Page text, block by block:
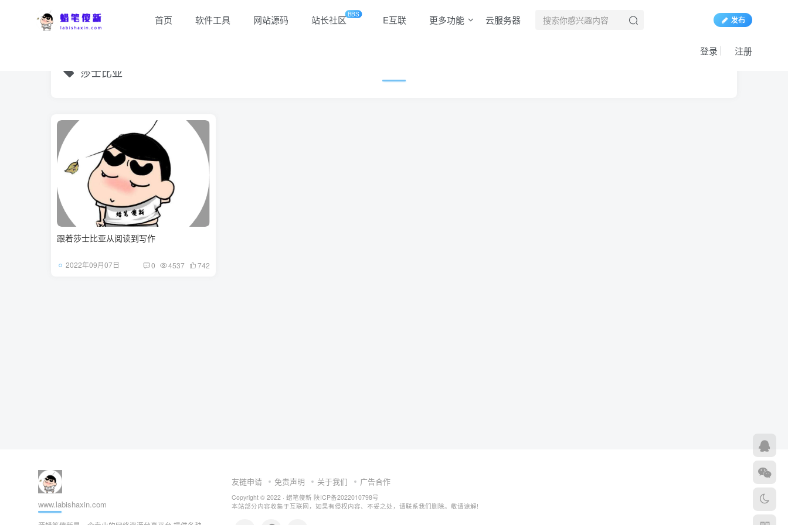
首页 软件工具 网站源码 站长社区BBS E互联 更多功能 云服务器 发布
登录 注册
莎士比亚
跟着莎士比亚从阅读到写作
2022年09月07日 0 4537 742
www.labishaxin.com
友链申请 免责声明 关于我们 广告合作
Copyright © 2022 · 蜡笔傻新 陕ICP备2022010798号
本站部分内容收集于互联网，如果有侵权内容、不妥之处，请联系我们删除。敬请谅解!